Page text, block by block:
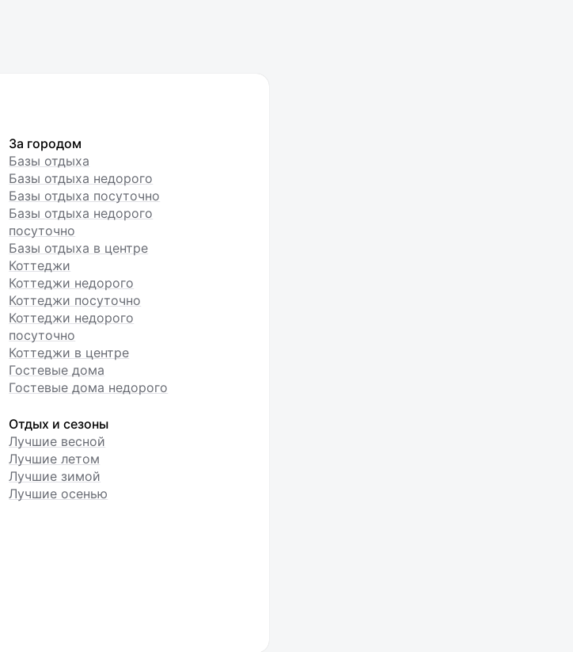
За городом
Базы отдыха
Базы отдыха недорого
Базы отдыха посуточно
Базы отдыха недорого
посуточно
Базы отдыха в центре
Коттеджи
Коттеджи недорого
Коттеджи посуточно
Коттеджи недорого
посуточно
Коттеджи в центре
Гостевые дома
Гостевые дома недорого
Отдых и сезоны
Лучшие весной
Лучшие летом
Лучшие зимой
Лучшие осенью